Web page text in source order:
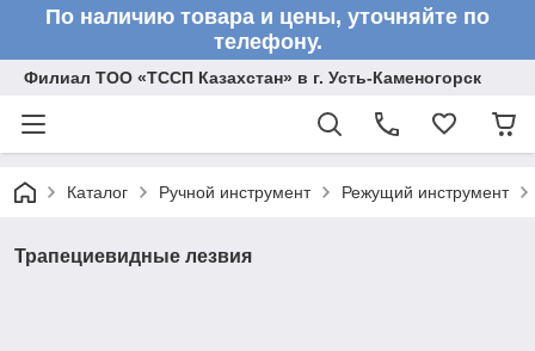
По наличию товара и цены, уточняйте по
телефону.
Филиал ТОО «ТССП Казахстан» в г. Усть-Каменогорск
Каталог Ручной инструмент Режущий инструмент
Трапециевидные лезвия